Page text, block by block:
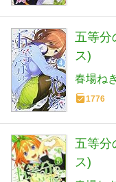
五等分
ス)
春場ね
1776
五等分
ス)